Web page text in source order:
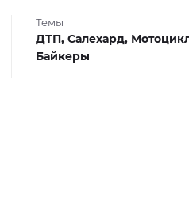
Темы
ДТП, Салехард,
Байкеры